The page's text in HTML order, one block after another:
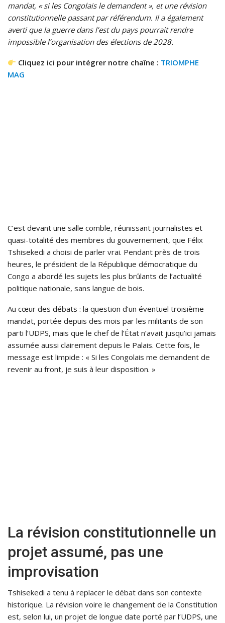
mandat, « si les Congolais le demandent », et une révision
constitutionnelle passant par référendum. Il a également
averti que la guerre dans l’est du pays pourrait rendre
impossible l’organisation des élections de 2028.
Cliquez ici pour intégrer notre chaîne : TRIOMPHE
MAG
C’est devant une salle comble, réunissant journalistes et
quasi-totalité des membres du gouvernement, que Félix
Tshisekedi a choisi de parler vrai. Pendant près de trois
heures, le président de la République démocratique du
Congo a abordé les sujets les plus brûlants de l’actualité
politique nationale, sans langue de bois.
Au cœur des débats : la question d’un éventuel troisième
mandat, portée depuis des mois par les militants de son
parti l’UDPS, mais que le chef de l’État n’avait jusqu’ici jamais
assumée aussi clairement depuis le Palais. Cette fois, le
message est limpide : « Si les Congolais me demandent de
revenir au front, je suis à leur disposition. »
La révision constitutionnelle un
projet assumé, pas une
improvisation
Tshisekedi a tenu à replacer le débat dans son contexte
historique. La révision voire le changement de la Constitution
est, selon lui, un projet de longue date porté par l’UDPS, une